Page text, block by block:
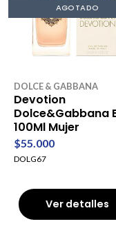
AGOTADO
DOLCE & GABBANA
Devotion
Dolce&Gabbana
100Ml Mujer
$55.000
DOLG67
Ver detalles